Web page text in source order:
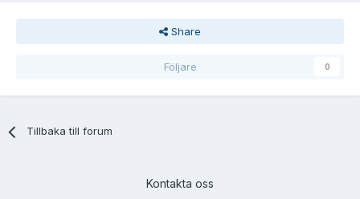
Share
Följare 0
Tillbaka till forum
Kontakta oss